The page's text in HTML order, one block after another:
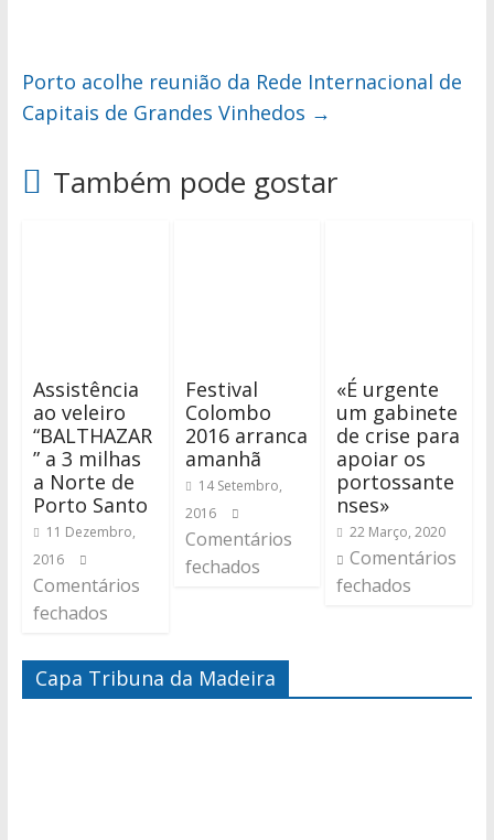
Porto acolhe reunião da Rede Internacional de
Capitais de Grandes Vinhedos →
Também pode gostar
Assistência
ao veleiro
“BALTHAZAR
” a 3 milhas
a Norte de
Porto Santo
11 Dezembro,
2016
Comentários
fechados
Festival
Colombo
2016 arranca
amanhã
14 Setembro,
2016
Comentários
fechados
«É urgente
um gabinete
de crise para
apoiar os
portossante
nses»
22 Março, 2020
Comentários
fechados
Capa Tribuna da Madeira